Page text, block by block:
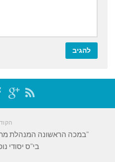
"במכה הראשונה המנהלת
בי"ס יסודי